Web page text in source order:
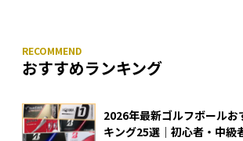
おすすめランキング
2026年最新ゴルフボールお
キング25選｜初心者・中級